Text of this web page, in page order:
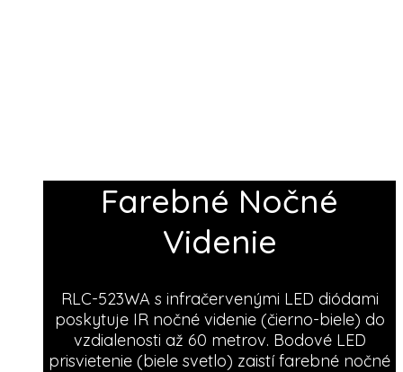
Farebné Nočné
Videnie
RLC-523WA s infračervenými LED diódami
poskytuje IR nočné videnie (čierno-biele) do
vzdialenosti až 60 metrov. Bodové LED
prisvietenie (biele svetlo) zaistí farebné nočné